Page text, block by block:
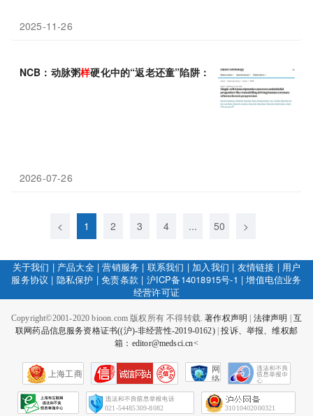
2025-11-26
NCB：动脉粥样硬化中的“返老还童”陷阱：郑哲/王利发现内皮细
2026-07-26
< 1 2 3 4 ... 50 >
关于我们 | 产品大全|营销服务 | 联系我们 | 加入我们 | 友情链接 | 用户
服务协议 | 隐私保护 |免责条款 | 沪ICP备14018915号-1 |增值电信业务
经营许可证
Copyright©2001-2020 bioon.com 版权所有 不得转载.著作权声明 法律声明
互
联网药品信息服务资格证书((沪)-非经营性-2019-0162)|投诉、举报、维权邮
箱：editor@medsci.cn<
上海工商
网
络
会
征
021-54485309-8082 31010402000321